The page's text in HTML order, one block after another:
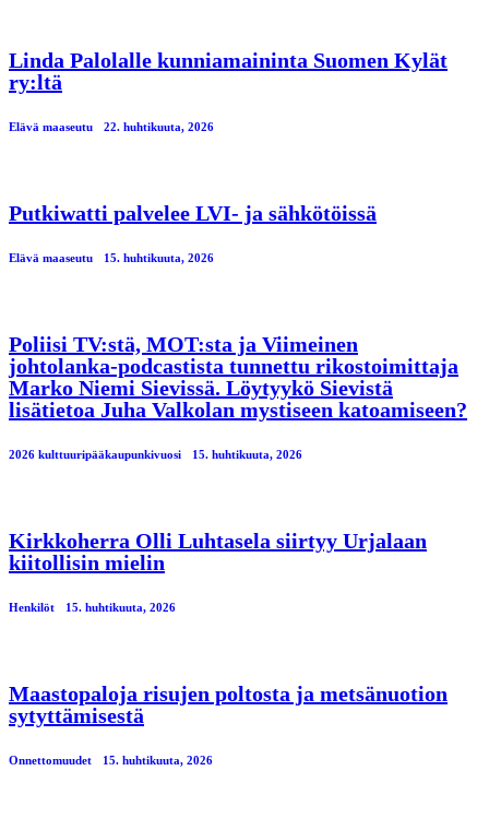
Linda Palolalle kunniamaininta Suomen Kylät
ry:ltä
Elävä maaseutu 22. huhtikuuta, 2026
Putkiwatti palvelee LVI- ja sähkötöissä
Elävä maaseutu 15. huhtikuuta, 2026
Poliisi TV:stä, MOT:sta ja Viimeinen
johtolanka-podcastista tunnettu rikostoimittaja
Marko Niemi Sievissä. Löytyykö Sievistä
lisätietoa Juha Valkolan mystiseen katoamiseen?
2026 kulttuuripääkaupunkivuosi 15. huhtikuuta, 2026
Kirkkoherra Olli Luhtasela siirtyy Urjalaan
kiitollisin mielin
Henkilöt 15. huhtikuuta, 2026
Maastopaloja risujen poltosta ja metsänuotion
sytyttämisestä
Onnettomuudet 15. huhtikuuta, 2026